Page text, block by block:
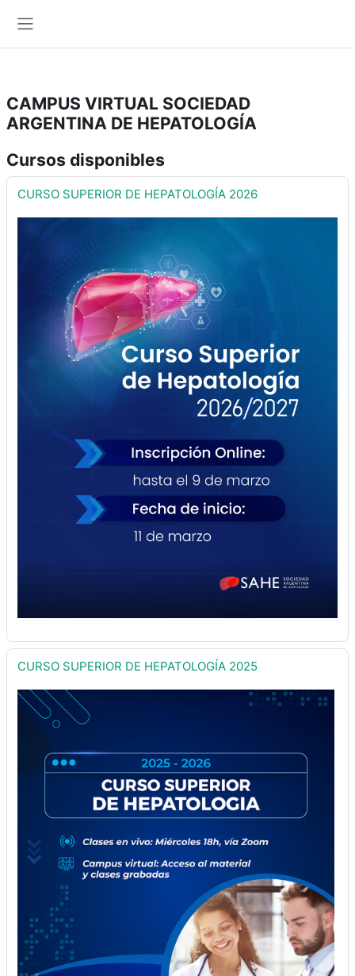
Salta al contenido principal
CAMPUS VIRTUAL SOCIEDAD
ARGENTINA DE HEPATOLOGÍA
Cursos disponibles
CURSO SUPERIOR DE HEPATOLOGÍA 2026
CURSO SUPERIOR DE HEPATOLOGÍA 2025